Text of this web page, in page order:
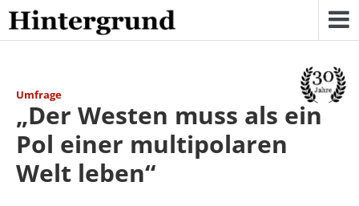
Skip
to
content
Umfrage
„Der Westen muss als ein
Pol einer multipolaren
Welt leben“